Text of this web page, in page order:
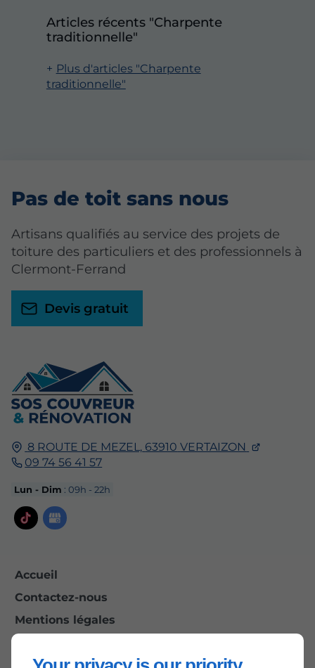
Articles récents "Charpente
traditionnelle"
Plus d'articles "Charpente
traditionnelle"
8 ROUTE DE MEZEL, 63910 VERTAIZON
09 74 56 41 57
Lun - Dim : 09h - 22h
Accueil
Contactez-nous
Mentions légales
Pas de toit sans nous
Artisans qualifiés au service des projets de
toiture des particuliers et des professionnels à
Clermont-Ferrand
Devis gratuit